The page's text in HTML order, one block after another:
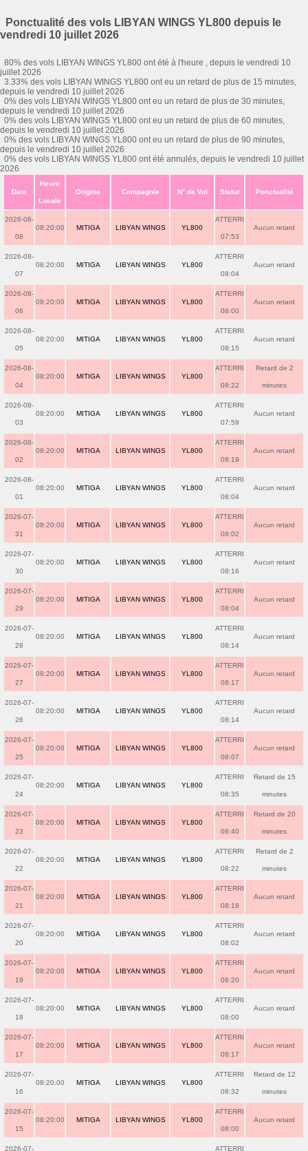
Ponctualité des vols LIBYAN WINGS YL800 depuis le
vendredi 10 juillet 2026
80% des vols LIBYAN WINGS YL800 ont été à l'heure , depuis le vendredi 10
juillet 2026
3.33% des vols LIBYAN WINGS YL800 ont eu un retard de plus de 15 minutes,
depuis le vendredi 10 juillet 2026
0% des vols LIBYAN WINGS YL800 ont eu un retard de plus de 30 minutes,
depuis le vendredi 10 juillet 2026
0% des vols LIBYAN WINGS YL800 ont eu un retard de plus de 60 minutes,
depuis le vendredi 10 juillet 2026
0% des vols LIBYAN WINGS YL800 ont eu un retard de plus de 90 minutes,
depuis le vendredi 10 juillet 2026
0% des vols LIBYAN WINGS YL800 ont été annulés, depuis le vendredi 10 juillet
2026
Date
Heure
Locale
Origine Compagnie N° de Vol Statut Ponctualité
2026-08-
08
08:20:00 MITIGA LIBYAN WINGS YL800
ATTERRI
07:53
Aucun retard
2026-08-
07
08:20:00 MITIGA LIBYAN WINGS YL800
ATTERRI
08:04
Aucun retard
2026-08-
06
08:20:00 MITIGA LIBYAN WINGS YL800
ATTERRI
08:00
Aucun retard
2026-08-
05
08:20:00 MITIGA LIBYAN WINGS YL800
ATTERRI
08:15
Aucun retard
2026-08-
04
08:20:00 MITIGA LIBYAN WINGS YL800
ATTERRI
08:22
Retard de 2
minutes
2026-08-
03
08:20:00 MITIGA LIBYAN WINGS YL800
ATTERRI
07:59
Aucun retard
2026-08-
02
08:20:00 MITIGA LIBYAN WINGS YL800
ATTERRI
08:19
Aucun retard
2026-08-
01
08:20:00 MITIGA LIBYAN WINGS YL800
ATTERRI
08:04
Aucun retard
2026-07-
31
08:20:00 MITIGA LIBYAN WINGS YL800
ATTERRI
08:02
Aucun retard
2026-07-
30
08:20:00 MITIGA LIBYAN WINGS YL800
ATTERRI
08:16
Aucun retard
2026-07-
29
08:20:00 MITIGA LIBYAN WINGS YL800
ATTERRI
08:04
Aucun retard
2026-07-
28
08:20:00 MITIGA LIBYAN WINGS YL800
ATTERRI
08:14
Aucun retard
2026-07-
27
08:20:00 MITIGA LIBYAN WINGS YL800
ATTERRI
08:17
Aucun retard
2026-07-
26
08:20:00 MITIGA LIBYAN WINGS YL800
ATTERRI
08:14
Aucun retard
2026-07-
25
08:20:00 MITIGA LIBYAN WINGS YL800
ATTERRI
08:07
Aucun retard
2026-07-
24
08:20:00 MITIGA LIBYAN WINGS YL800
ATTERRI
08:35
Retard de 15
minutes
2026-07-
23
08:20:00 MITIGA LIBYAN WINGS YL800
ATTERRI
08:40
Retard de 20
minutes
2026-07-
22
08:20:00 MITIGA LIBYAN WINGS YL800
ATTERRI
08:22
Retard de 2
minutes
2026-07-
21
08:20:00 MITIGA LIBYAN WINGS YL800
ATTERRI
08:18
Aucun retard
2026-07-
20
08:20:00 MITIGA LIBYAN WINGS YL800
ATTERRI
08:02
Aucun retard
2026-07-
19
08:20:00 MITIGA LIBYAN WINGS YL800
ATTERRI
08:20
Aucun retard
2026-07-
18
08:20:00 MITIGA LIBYAN WINGS YL800
ATTERRI
08:00
Aucun retard
2026-07-
17
08:20:00 MITIGA LIBYAN WINGS YL800
ATTERRI
08:17
Aucun retard
2026-07-
16
08:20:00 MITIGA LIBYAN WINGS YL800
ATTERRI
08:32
Retard de 12
minutes
2026-07-
15
08:20:00 MITIGA LIBYAN WINGS YL800
ATTERRI
08:00
Aucun retard
2026-07- ATTERRI